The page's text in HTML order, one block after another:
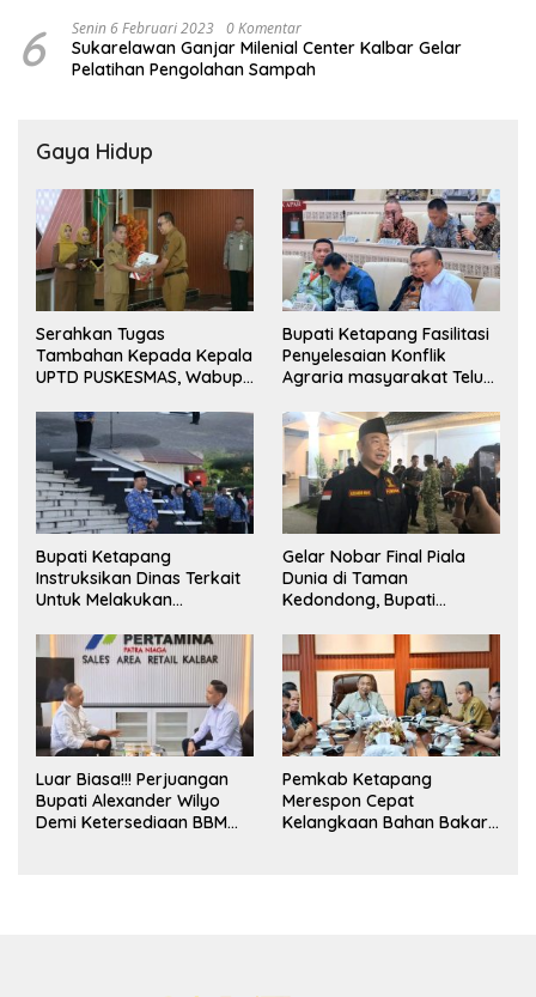
6 Senin 6 Februari 2023 0 Komentar
Sukarelawan Ganjar Milenial Center Kalbar Gelar
Pelatihan Pengolahan Sampah
Gaya Hidup
Serahkan Tugas
Tambahan Kepada Kepala
UPTD PUSKESMAS, Wabup
Kesehatan Harus Semakin
Baik
Bupati Ketapang Fasilitasi
Penyelesaian Konflik
Agraria masyarakat Teluk
Bersama Komisi II DPR RI
Bupati Ketapang
Instruksikan Dinas Terkait
Untuk Melakukan
Terkait Persoalan
BBM/LPG Subsidi
Gelar Nobar Final Piala
Dunia di Taman
Kedondong, Bupati
Argentina Juara!
Luar Biasa!!! Perjuangan
Bupati Alexander Wilyo
Demi Ketersediaan BBM
Pemkab Ketapang
Merespon Cepat
Kelangkaan Bahan Bakar